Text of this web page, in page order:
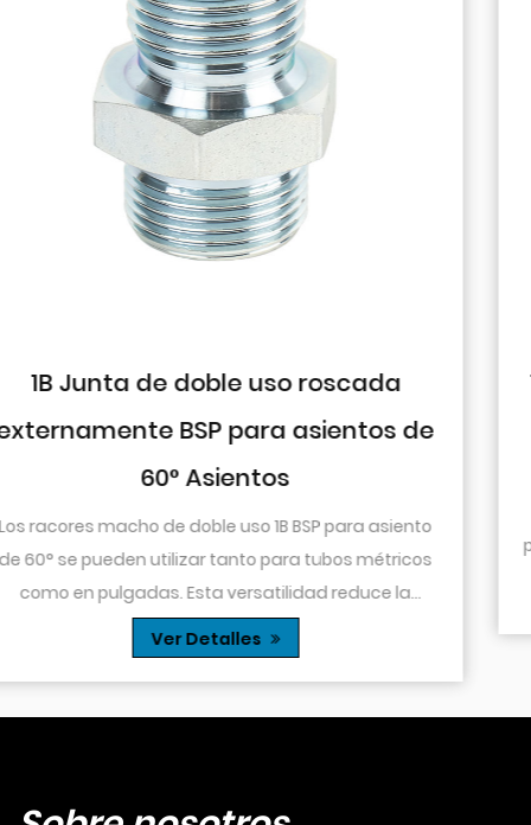
de
1J9 Codo de 90° JIC Cono
74° hermético a presión
El diseño del codo de 90° permite cambios
particularmente útil en sistemas hidráulicos
espacio es limitado o cuando es necesario
Ver Detalles